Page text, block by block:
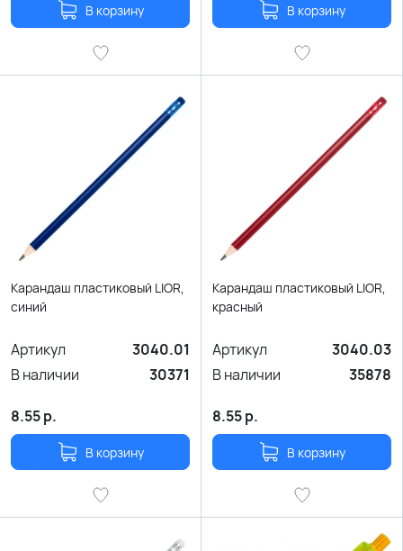
В корзину В корзину
Карандаш пластиковый LIOR,
синий
Артикул
3040.01
В наличии
30371
8.55р.
В корзину
Карандаш пластиковый LIOR,
красный
Артикул
3040.03
В наличии
35878
8.55р.
В корзину